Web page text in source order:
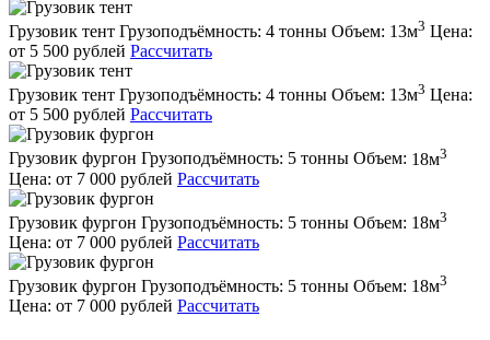
Грузовик тент Грузоподъёмность: 4 тонны Объем: 13м3 Цена:
от 5 500 рублей Рассчитать
Грузовик тент Грузоподъёмность: 4 тонны Объем: 13м3 Цена:
от 5 500 рублей Рассчитать
Грузовик фургон Грузоподъёмность: 5 тонны Объем: 18м3
Цена: от 7 000 рублей Рассчитать
Грузовик фургон Грузоподъёмность: 5 тонны Объем: 18м3
Цена: от 7 000 рублей Рассчитать
Грузовик фургон Грузоподъёмность: 5 тонны Объем: 18м3
Цена: от 7 000 рублей Рассчитать